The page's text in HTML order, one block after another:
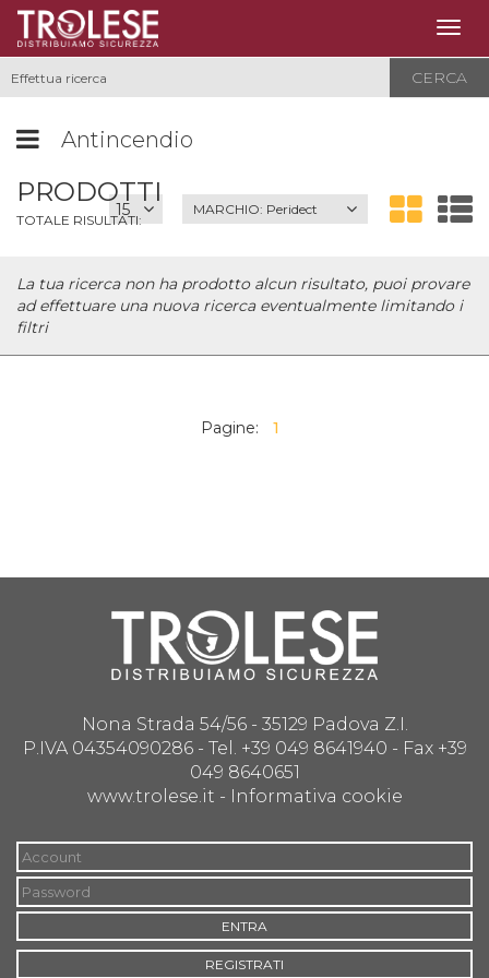
CERCA
Antincendio
MARCHIO: Peridect
PRODOTTI
TOTALE RISULTATI:
La tua ricerca non ha prodotto alcun risultato, puoi provare
ad effettuare una nuova ricerca eventualmente limitando i
filtri
Pagine: 1
Nona Strada 54/56 - 35129 Padova Z.I.
P.IVA 04354090286 - Tel. +39 049 8641940 - Fax +39
049 8640651
www.trolese.it - Informativa cookie
ENTRA
REGISTRATI